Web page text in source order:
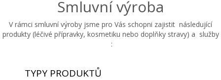
Smluvní výroba
V rámci smluvní výroby jsme pro Vás schopni zajistit následující
produkty (léčivé přípravky, kosmetiku nebo doplňky stravy) a služby
:
TYPY PRODUKTŮ